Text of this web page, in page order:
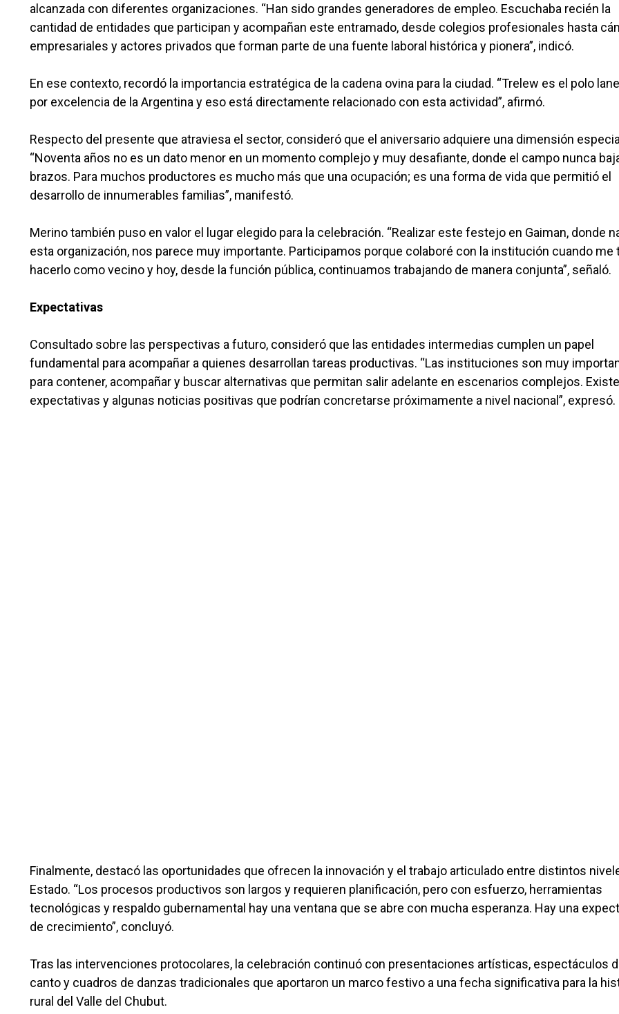
alcanzada con diferentes organizaciones. “Han sido grandes generadores de empleo. Escuchaba recién la
cantidad de entidades que participan y acompañan este entramado, desde colegios profesionales hasta
empresariales y actores privados que forman parte de una fuente laboral histórica y pionera”, indicó.
En ese contexto, recordó la importancia estratégica de la cadena ovina para la ciudad. “Trelew es el polo
por excelencia de la Argentina y eso está directamente relacionado con esta actividad”, afirmó.
Respecto del presente que atraviesa el sector, consideró que el aniversario adquiere una dimensión
“Noventa años no es un dato menor en un momento complejo y muy desafiante, donde el campo nunca
brazos. Para muchos productores es mucho más que una ocupación; es una forma de vida que permitió el
desarrollo de innumerables familias”, manifestó.
Merino también puso en valor el lugar elegido para la celebración. “Realizar este festejo en Gaiman, donde
esta organización, nos parece muy importante. Participamos porque colaboré con la institución cuando me
hacerlo como vecino y hoy, desde la función pública, continuamos trabajando de manera conjunta”, señaló.
Expectativas
Consultado sobre las perspectivas a futuro, consideró que las entidades intermedias cumplen un papel
fundamental para acompañar a quienes desarrollan tareas productivas. “Las instituciones son muy
para contener, acompañar y buscar alternativas que permitan salir adelante en escenarios complejos.
expectativas y algunas noticias positivas que podrían concretarse próximamente a nivel nacional”, expresó.
Finalmente, destacó las oportunidades que ofrecen la innovación y el trabajo articulado entre distintos
Estado. “Los procesos productivos son largos y requieren planificación, pero con esfuerzo, herramientas
tecnológicas y respaldo gubernamental hay una ventana que se abre con mucha esperanza. Hay una
de crecimiento”, concluyó.
Tras las intervenciones protocolares, la celebración continuó con presentaciones artísticas, espectáculos
canto y cuadros de danzas tradicionales que aportaron un marco festivo a una fecha significativa para la
rural del Valle del Chubut.